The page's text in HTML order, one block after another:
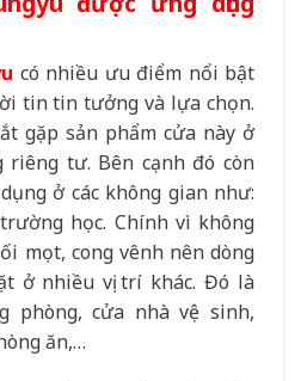
có nhiều ưu điểm nổi bật
tin tin tưởng và lựa chọn.
gặp sản phẩm cửa này ở
riêng tư. Bên cạnh đó còn
ở các không gian như:
học. Chính vì không
mọt, cong vênh nên dòng
ở nhiều vị trí khác. Đó là
phòng, cửa nhà vệ sinh,
ăn,…